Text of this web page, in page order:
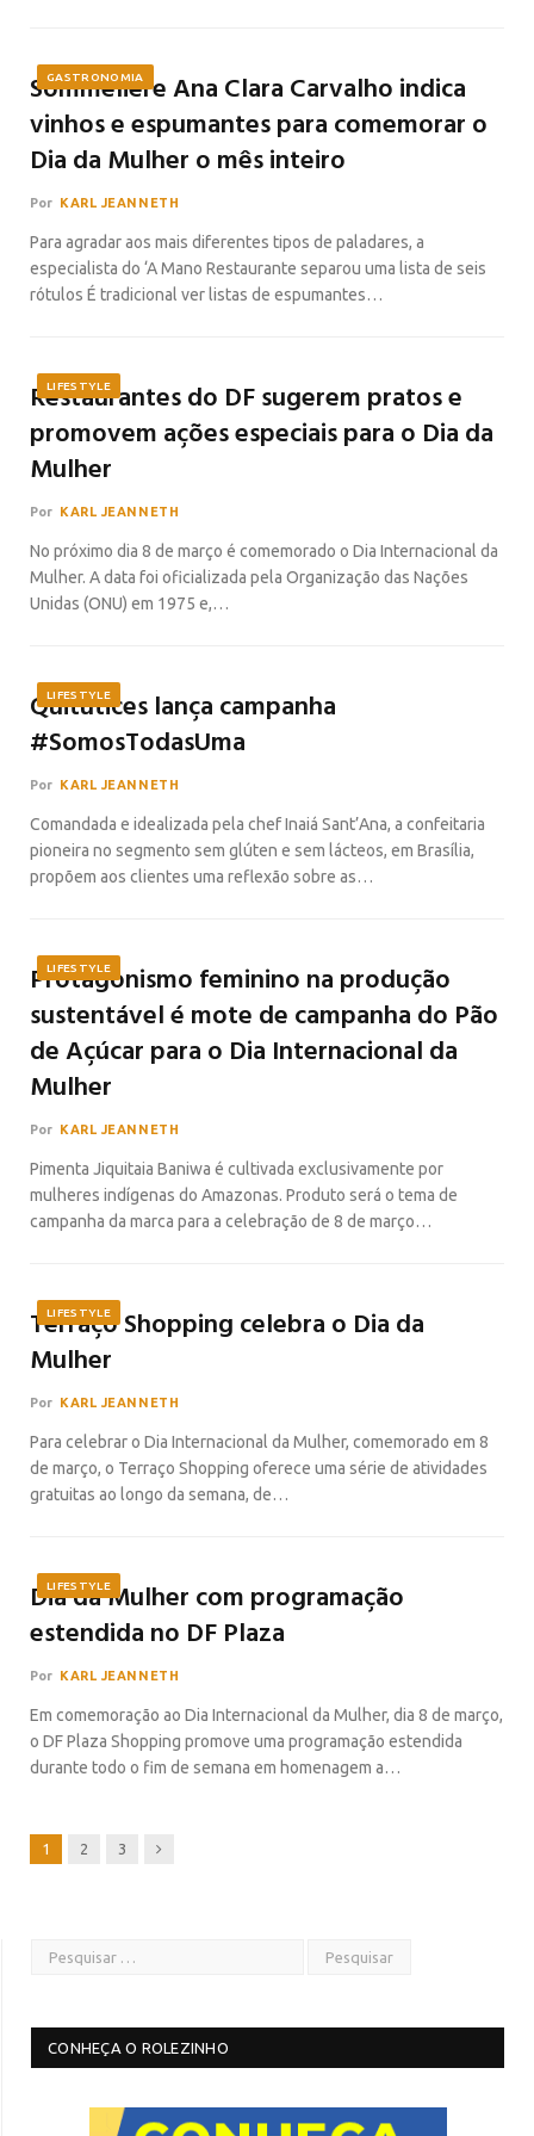
GASTRONOMIA
Sommelière Ana Clara Carvalho indica
vinhos e espumantes para comemorar o
Dia da Mulher o mês inteiro
Por KARL JEANNETH
Para agradar aos mais diferentes tipos de paladares, a
especialista do ‘A Mano Restaurante separou uma lista de seis
rótulos É tradicional ver listas de espumantes…
LIFESTYLE
Restaurantes do DF sugerem pratos e
promovem ações especiais para o Dia da
Mulher
Por KARL JEANNETH
No próximo dia 8 de março é comemorado o Dia Internacional da
Mulher. A data foi oficializada pela Organização das Nações
Unidas (ONU) em 1975 e,…
LIFESTYLE
Quitutices lança campanha
#SomosTodasUma
Por KARL JEANNETH
Comandada e idealizada pela chef Inaiá Sant’Ana, a confeitaria
pioneira no segmento sem glúten e sem lácteos, em Brasília,
propõem aos clientes uma reflexão sobre as…
LIFESTYLE
Protagonismo feminino na produção
sustentável é mote de campanha do Pão
de Açúcar para o Dia Internacional da
Mulher
Por KARL JEANNETH
Pimenta Jiquitaia Baniwa é cultivada exclusivamente por
mulheres indígenas do Amazonas. Produto será o tema de
campanha da marca para a celebração de 8 de março…
LIFESTYLE
Terraço Shopping celebra o Dia da
Mulher
Por KARL JEANNETH
Para celebrar o Dia Internacional da Mulher, comemorado em 8
de março, o Terraço Shopping oferece uma série de atividades
gratuitas ao longo da semana, de…
LIFESTYLE
Dia da Mulher com programação
estendida no DF Plaza
Por KARL JEANNETH
Em comemoração ao Dia Internacional da Mulher, dia 8 de março,
o DF Plaza Shopping promove uma programação estendida
durante todo o fim de semana em homenagem a…
1 2 3 Next
CONHEÇA O ROLEZINHO